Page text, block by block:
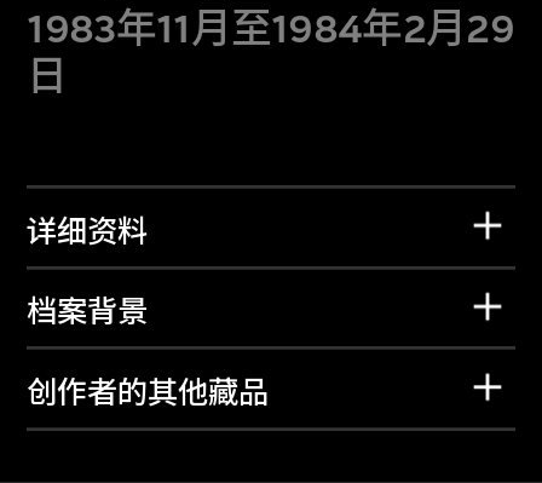
1983年11月至1984年2月29
日
详细资料
档案背景
创作者的其他藏品